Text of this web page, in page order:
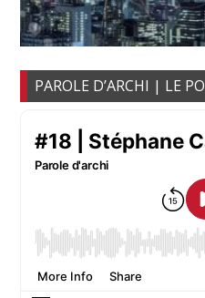
PAROLE D’ARCHI | LE